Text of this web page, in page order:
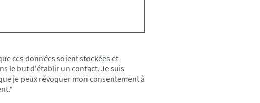
ces données soient stockées et
le but d'établir un contact. Je suis
je peux révoquer mon consentement à
*